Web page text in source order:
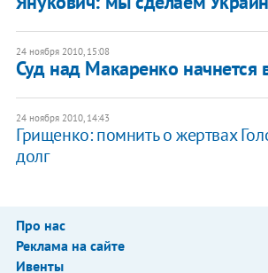
24 ноября 2010, 15:08
Суд над Макаренко начнется
24 ноября 2010, 14:43
Грищенко: помнить о жертвах
долг
Про нас
Реклама на сайте
Ивенты